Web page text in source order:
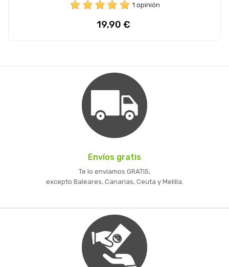
1 opinión
Precio
19,90 €
Envíos gratis
Te lo enviamos GRATIS,
excepto Baleares, Canarias, Ceuta y Melilla.